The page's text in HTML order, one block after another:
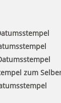
zum
€